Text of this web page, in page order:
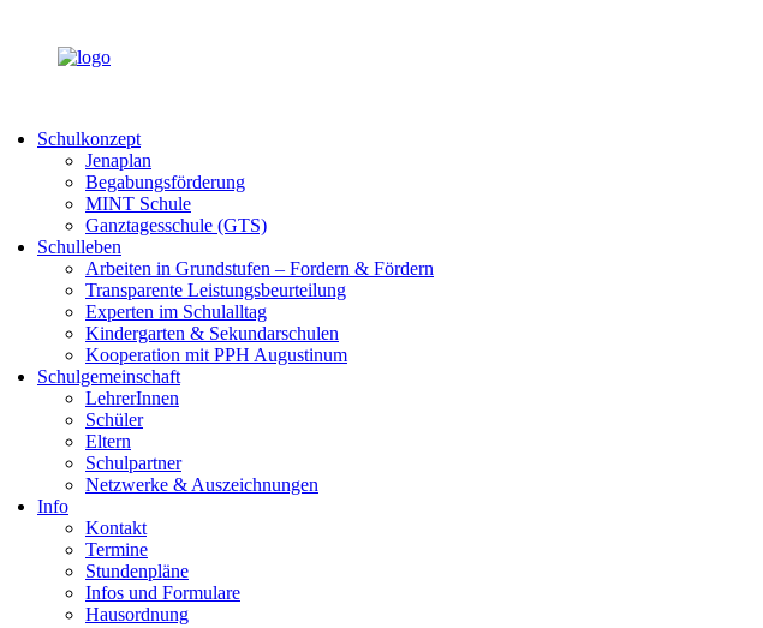
Schulkonzept
Jenaplan
Begabungsförderung
MINT Schule
Ganztagesschule (GTS)
Schulleben
Arbeiten in Grundstufen – Fordern & Fördern
Transparente Leistungsbeurteilung
Experten im Schulalltag
Kindergarten & Sekundarschulen
Kooperation mit PPH Augustinum
Schulgemeinschaft
LehrerInnen
Schüler
Eltern
Schulpartner
Netzwerke & Auszeichnungen
Info
Kontakt
Termine
Stundenpläne
Infos und Formulare
Hausordnung